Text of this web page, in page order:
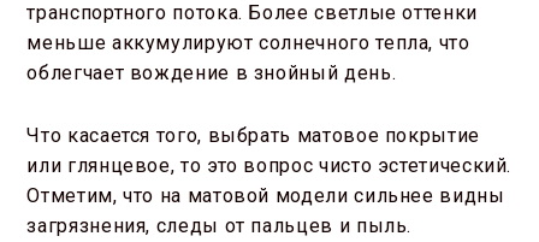
транспортного потока. Более светлые оттенки
меньше аккумулируют солнечного тепла, что
облегчает вождение в знойный день.
Что касается того, выбрать матовое покрытие
или глянцевое, то это вопрос чисто эстетический.
Отметим, что на матовой модели сильнее видны
загрязнения, следы от пальцев и пыль.